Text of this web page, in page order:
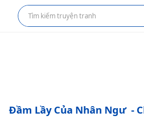
Đầm Lầy Của Nhân Ngư -